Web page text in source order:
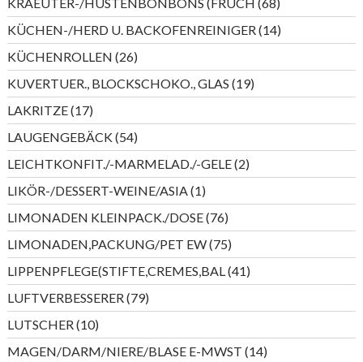
Produkte
KÜCHEN-/HERD U. BACKOFENREINIGER 1414
Produkte
KÜCHENROLLEN 2626
Produkte
KUVERTUER., BLOCKSCHOKO., GLAS 1919
Produkte
LAKRITZE 1717
Produkte
LAUGENGEBÄCK 5454
Produkte
LEICHTKONFIT./-MARMELAD./-GELE 22
Produkte
LIKÖR-/DESSERT-WEINE/ASIA 11
Produkt
LIMONADEN KLEINPACK./DOSE 7676
Produkte
LIMONADEN,PACKUNG/PET EW 7575
Produkte
LIPPENPFLEGE(STIFTE,CREMES,BAL 4141
Produkte
LUFTVERBESSERER 7979
Produkte
LUTSCHER 1010
Produkte
MAGEN/DARM/NIERE/BLASE E-MWST 1414